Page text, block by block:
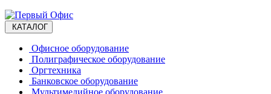
КАТАЛОГ
Офисное оборудование
Полиграфическое оборудование
Оргтехника
Банковское оборудование
Мультимедийное оборудование